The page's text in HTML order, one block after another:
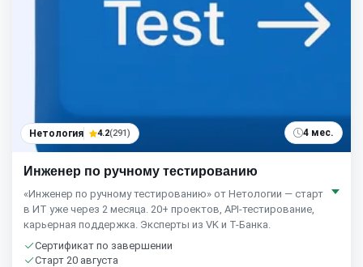
Нетология 4.2(291) 4 мес.
Инженер по ручному тестированию
«Инженер по ручному тестированию» от Нетологии — старт
в ИТ уже через 2 месяца. 20+ проектов, API-тестирование,
карьерная поддержка. Эксперты из VK и Т-Банка.
Сертификат по завершении
Старт 20 августа